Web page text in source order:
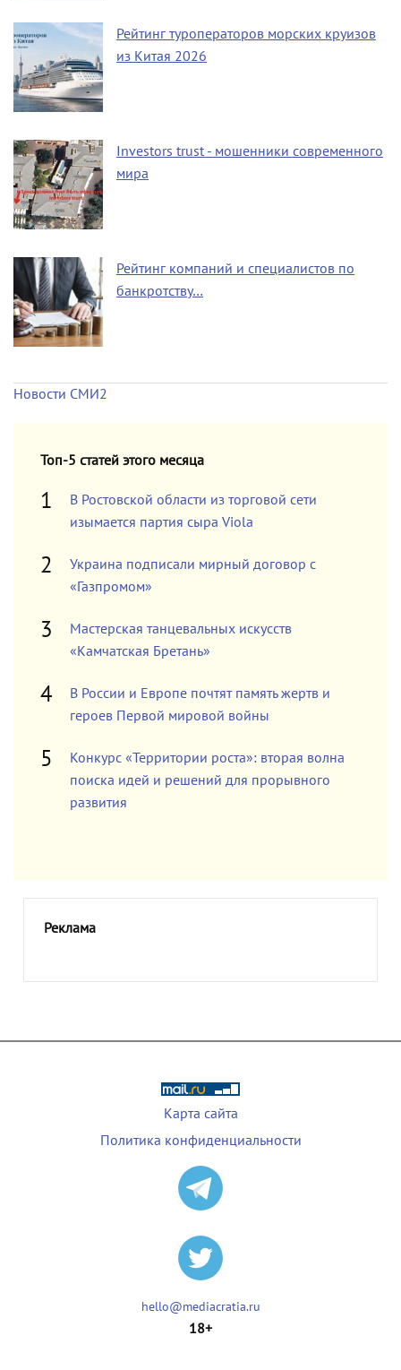
Рейтинг туроператоров морских круизов
из Китая 2026
Investors trust - мошенники современного
мира
Рейтинг компаний и специалистов по
банкротству…
Новости СМИ2
Топ-5 статей этого месяца
В Ростовской области из торговой сети
изымается партия сыра Viola
Украина подписали мирный договор с
«Газпромом»
Мастерская танцевальных искусств
«Камчатская Бретань»
В России и Европе почтят память жертв и
героев Первой мировой войны
Конкурс «Территории роста»: вторая волна
поиска идей и решений для прорывного
развития
Реклама
Карта сайта
Политика конфиденциальности
hello@mediacratia.ru
18+